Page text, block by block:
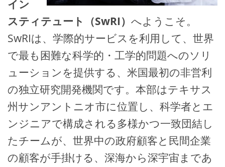
イン
スティテュート（SwRI） へようこそ。
SwRIは、学際的サービスを利用して、世界
で最も困難な科学的・工学的問題へのソリ
ューションを提供する、米国最初の非営利
の独立研究開発機関です。本部はテキサス
州サンアントニオ市に位置し、科学者とエ
ンジニアで構成される多様かつ一致団結し
たチームが、世界中の政府顧客と民間企業
の顧客が手掛ける、深海から深宇宙まであ